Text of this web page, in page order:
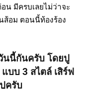
น มีครบเลยไม่ว่าจะ
ส้อม ตอนนี้ท้องร้อง
นนี้กันครับ โดยปู
บบ 3 สไตล์ เสิร์ฟ
ครับ